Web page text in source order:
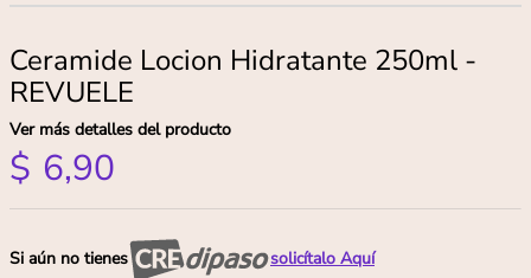
Ceramide Locion Hidratante 250ml -
REVUELE
Ver más detalles del producto
$ 6,90
Si aún no tienes solicítalo Aquí